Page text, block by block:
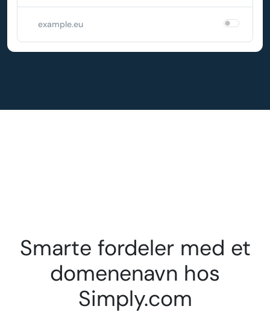
example.eu
Smarte fordeler med et
domenenavn hos
Simply.com